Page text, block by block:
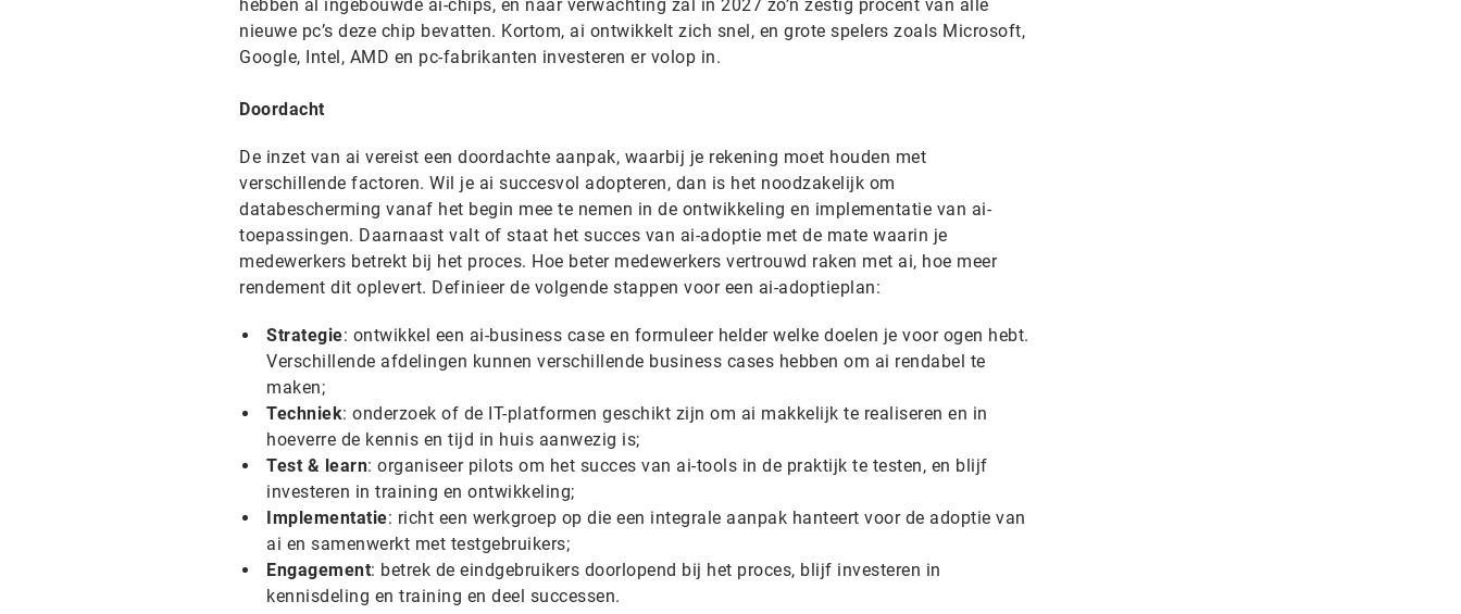
hebben al ingebouwde ai-chips, en naar verwachting zal in 2027 zo’n zestig procent van alle
nieuwe pc’s deze chip bevatten. Kortom, ai ontwikkelt zich snel, en grote spelers zoals Microsoft,
Google, Intel, AMD en pc-fabrikanten investeren er volop in.
Doordacht
De inzet van ai vereist een doordachte aanpak, waarbij je rekening moet houden met
verschillende factoren. Wil je ai succesvol adopteren, dan is het noodzakelijk om
databescherming vanaf het begin mee te nemen in de ontwikkeling en implementatie van ai-
toepassingen. Daarnaast valt of staat het succes van ai-adoptie met de mate waarin je
medewerkers betrekt bij het proces. Hoe beter medewerkers vertrouwd raken met ai, hoe meer
rendement dit oplevert. Definieer de volgende stappen voor een ai-adoptieplan:
Strategie: ontwikkel een ai-business case en formuleer helder welke doelen je voor ogen hebt.
Verschillende afdelingen kunnen verschillende business cases hebben om ai rendabel te
maken;
Techniek: onderzoek of de IT-platformen geschikt zijn om ai makkelijk te realiseren en in
hoeverre de kennis en tijd in huis aanwezig is;
Test & learn: organiseer pilots om het succes van ai-tools in de praktijk te testen, en blijf
investeren in training en ontwikkeling;
Implementatie: richt een werkgroep op die een integrale aanpak hanteert voor de adoptie van
ai en samenwerkt met testgebruikers;
Engagement: betrek de eindgebruikers doorlopend bij het proces, blijf investeren in
kennisdeling en training en deel successen.